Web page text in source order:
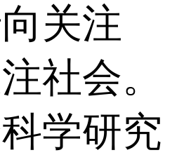
关注
社会。
学研究